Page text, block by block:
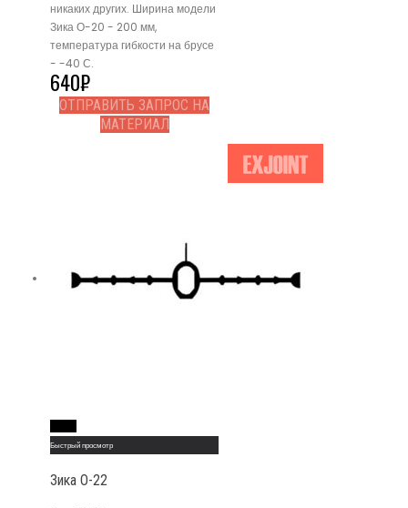
никаких других. Ширина модели
Зика О-20 - 200 мм,
температура гибкости на брусе
- -40 С.
640₽
ОТПРАВИТЬ ЗАПРОС НА
МАТЕРИАЛ
Быстрый просмотр
Зика О-22